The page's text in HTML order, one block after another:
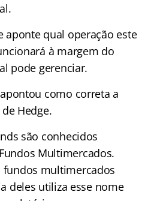
aponte qual operação este
à margem do
pode gerenciar.
como correta a
Hedge.
são conhecidos
Multimercados.
multimercados
deles utiliza esse nome